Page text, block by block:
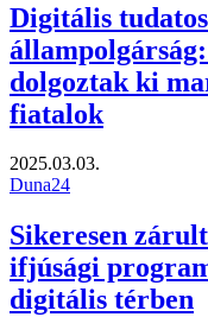
Digitális
dolgoztak ki
fiatalok
2025.03.03.
Duna24
Sikeresen
ifjúsági
digitális térben